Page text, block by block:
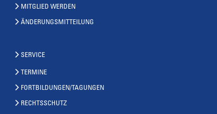
MITGLIED WERDEN
ÄNDERUNGSMITTEILUNG
SERVICE
TERMINE
FORTBILDUNGEN/TAGUNGEN
RECHTSSCHUTZ